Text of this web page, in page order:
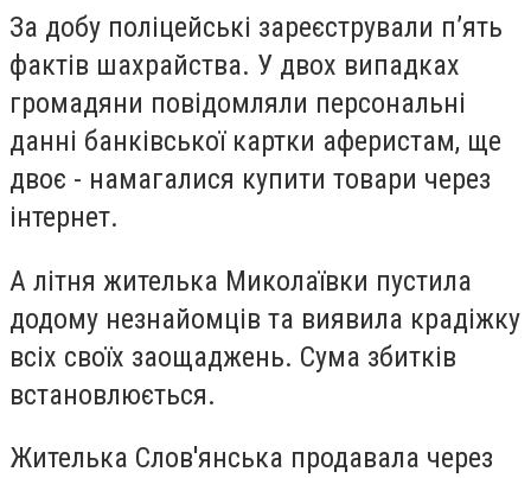
За добу поліцейські зареєстрували п’ять
фактів шахрайства. У двох випадках
громадяни повідомляли персональні
данні банківської картки аферистам, ще
двоє - намагалися купити товари через
інтернет.
А літня жителька Миколаївки пустила
додому незнайомців та виявила крадіжку
всіх своїх заощаджень. Сума збитків
встановлюється.
Жителька Слов'янська продавала через